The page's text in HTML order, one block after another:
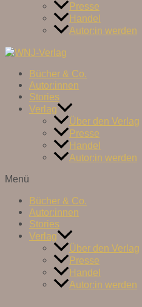
Presse
Handel
Autor:in werden
Bücher & Co.
Autor:innen
Stories
Verlag
Über den Verlag
Presse
Handel
Autor:in werden
Menü
Bücher & Co.
Autor:innen
Stories
Verlag
Über den Verlag
Presse
Handel
Autor:in werden